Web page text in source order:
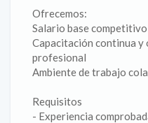
Ofrecemos:
Salario base
Capacitación continua
profesional
Ambiente de trabajo
Requisitos
- Experiencia